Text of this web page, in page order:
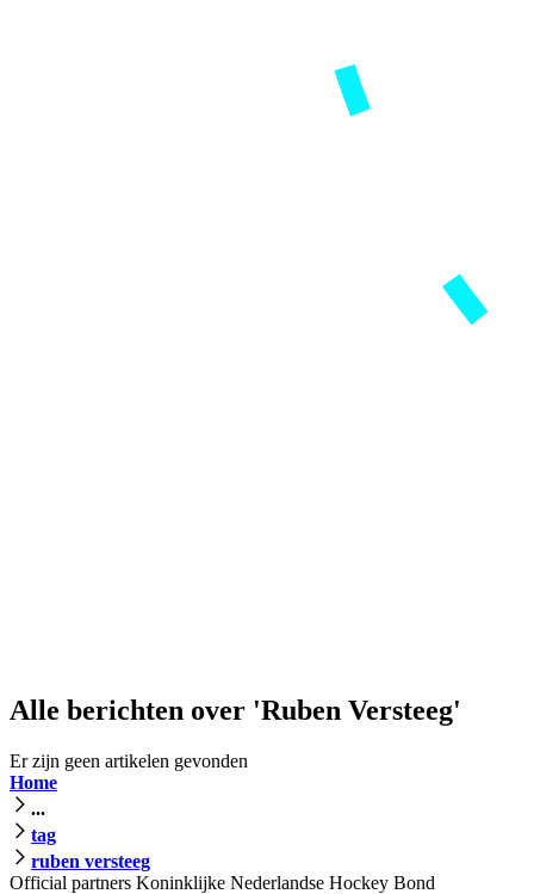
Alle berichten over 'Ruben Versteeg'
Er zijn geen artikelen gevonden
Home
...
tag
ruben versteeg
Official partners Koninklijke Nederlandse Hockey Bond